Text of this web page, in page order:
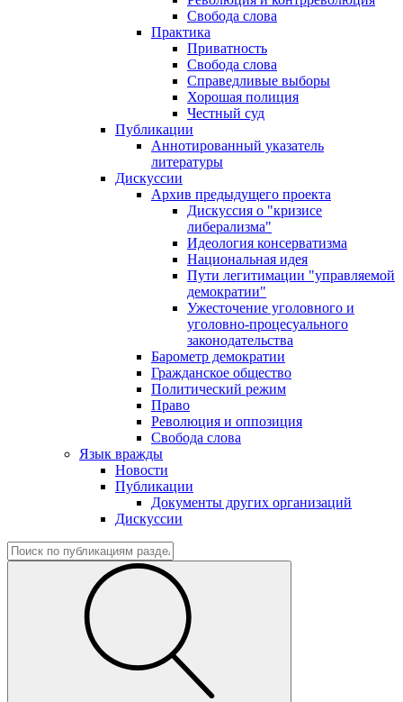
Свобода слова
Практика
Приватность
Свобода слова
Справедливые выборы
Хорошая полиция
Честный суд
Публикации
Аннотированный указатель
литературы
Дискуссии
Архив предыдущего проекта
Дискуссия о "кризисе
либерализма"
Идеология консерватизма
Национальная идея
Пути легитимации "управляемой
демократии"
Ужесточение уголовного и
уголовно-процесуального
законодательства
Барометр демократии
Гражданское общество
Политический режим
Право
Революция и оппозиция
Свобода слова
Язык вражды
Новости
Публикации
Документы других организаций
Дискуссии